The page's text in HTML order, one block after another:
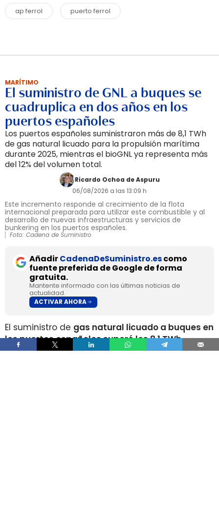
ap ferrol puerto ferrol
MARÍTIMO
El suministro de GNL a buques se
cuadruplica en dos años en los
puertos españoles
Los puertos españoles suministraron más de 8,1 TWh
de gas natural licuado para la propulsión marítima
durante 2025, mientras el bioGNL ya representa más
del 12% del volumen total.
Ricardo Ochoa de Aspuru
06/08/2026 a las 13:09 h
Este incremento responde al crecimiento de la flota
internacional preparada para utilizar este combustible y al
desarrollo de nuevas infraestructuras y servicios de
bunkering en los puertos españoles.
Foto: Cadena de Suministro
AñadirCadenaDeSuministro.escomo
fuente preferida de Google de forma
gratuita.
Mantente informado con las últimas noticias de
actualidad.
ACTIVAR AHORA
El suministro de gas natural licuado a buques en
los puertos españoles superó los 8,1 TWh
durante 2025, un volumen que multiplica por